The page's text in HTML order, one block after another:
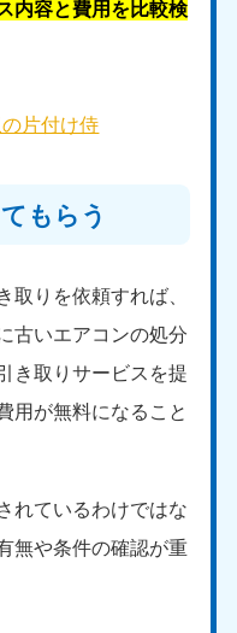
内容と費用を比較検
片付け侍
もらう
取りを依頼すれば、
古いエアコンの処分
き取りサービスを提
用が無料になること
れているわけではな
無や条件の確認が重
〜19:00 年中無休
1881-5254
〜19:00 年中無休
1881-5252
鳥取県